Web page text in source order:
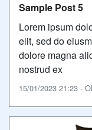
Sample Post 5
Lorem ipsum
elit, sed do
dolore magna
nostrud ex
15/01/2023 21:23 -